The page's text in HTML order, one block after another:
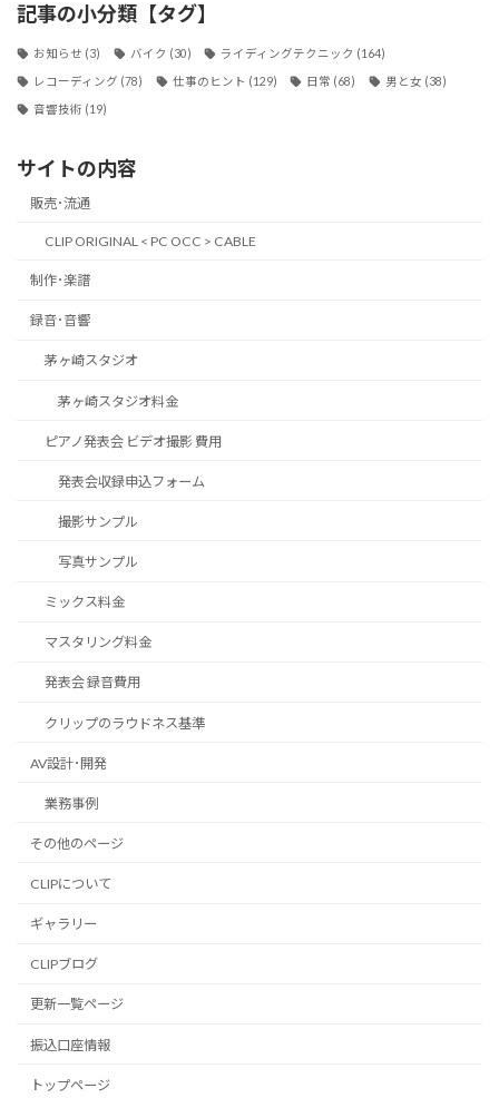
記事の小分類【タグ】
お知らせ (3) バイク (30) ライディングテクニック (164)
レコーディング (78) 仕事のヒント (129) 日常 (68) 男と女 (38)
音響技術 (19)
サイトの内容
販売･流通
CLIP ORIGINAL < PC OCC > CABLE
制作･楽譜
録音･音響
茅ヶ崎スタジオ
茅ヶ崎スタジオ料金
ピアノ発表会 ビデオ撮影 費用
発表会収録申込フォーム
撮影サンプル
写真サンプル
ミックス料金
マスタリング料金
発表会 録音費用
クリップのラウドネス基準
AV設計･開発
業務事例
その他のページ
CLIPについて
ギャラリー
CLIPブログ
更新一覧ページ
振込口座情報
トップページ